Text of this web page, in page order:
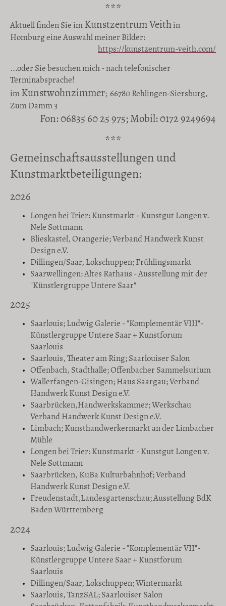
***
Aktuell finden Sie imKunstzentrum Veithin
Homburg eine Auswahl meiner Bilder:
https://kunstzentrum-veith.com/
...oder Sie besuchen mich - nach telefonischer
Terminabsprache!
imKunstwohnzimmer; 66780 Rehlingen-Siersburg,
Zum Damm 3
Fon: 06835 60 25 975; Mobil: 0172 9249694
***
Gemeinschaftsausstellungen und
Kunstmarktbeteiligungen:
2026
Longen bei Trier: Kunstmarkt - Kunstgut Longen v.
Nele Sottmann
Blieskastel, Orangerie; Verband Handwerk Kunst
Design e.V.
Dillingen/Saar, Lokschuppen; Frühlingsmarkt
Saarwellingen: Altes Rathaus - Ausstellung mit der
"Künstlergruppe Untere Saar"
2025
Saarlouis; Ludwig Galerie - "Komplementär VIII"-
Künstlergruppe Untere Saar + Kunstforum
Saarlouis
Saarlouis, Theater am Ring; Saarlouiser Salon
Offenbach, Stadthalle; Offenbacher Sammelsurium
Wallerfangen-Gisingen; Haus Saargau; Verband
Handwerk Kunst Design e.V.
Saarbrücken,Handwerkskammer; Werkschau
Verband Handwerk Kunst Design e.V.
Limbach; Kunsthandwerkermarkt an der Limbacher
Mühle
Longen bei Trier: Kunstmarkt - Kunstgut Longen v.
Nele Sottmann
Saarbrücken, KuBa Kulturbahnhof; Verband
Handwerk Kunst Design e.V.
Freudenstadt,Landesgartenschau; Ausstellung BdK
Baden Württemberg
2024
Saarlouis; Ludwig Galerie - "Komplementär VII"-
Künstlergruppe Untere Saar + Kunstforum
Saarlouis
Dillingen/Saar, Lokschuppen; Wintermarkt
Saarlouis, TanzSAL; Saarlouiser Salon